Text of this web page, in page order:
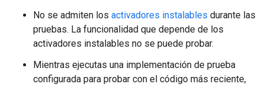
No se admiten los activadores instalables durante las
pruebas. La funcionalidad que depende de los
activadores instalables no se puede probar.
Mientras ejecutas una implementación de prueba
configurada para probar con el código más reciente,